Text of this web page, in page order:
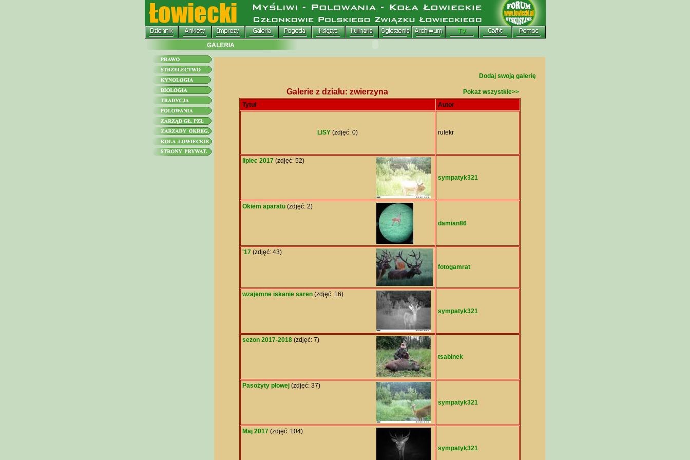
Dodaj swoją galerię
Galerie z działu: zwierzyna
Pokaż wszystkie>>
Tytuł
Autor
LISY (zdjęć: 0) rutekr
lipiec 2017(zdjęć: 52)
sympatyk321
Okiem aparatu(zdjęć: 2)
damian86
'17(zdjęć: 43)
fotogamrat
wzajemne iskanie saren(zdjęć: 16)
sympatyk321
sezon 2017-2018(zdjęć: 7)
tsabinek
Pasożyty płowej(zdjęć: 37)
sympatyk321
Maj 2017(zdjęć: 104)
sympatyk321